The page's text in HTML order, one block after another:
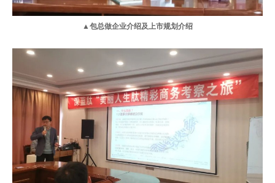
▲包总做企业介绍及上市规划介绍